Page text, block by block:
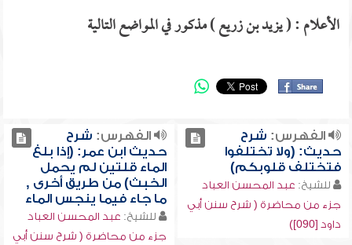
الأعلام : ( يزيد بن زريع ) مذكور في المواضع التالية
الفهرس: شرح
حديث: (ولا تختلفوا
فتختلف قلوبكم)
للشيخ: عبد المحسن العباد
جزء من محاضرة ( شرح سنن أبي
داود [090])
الفهرس: شرح
حديث ابن عمر: (إذا بلغ
الماء قلتين لم يحمل
الخبث) من طريق أخرى ,
ما جاء فيما ينجس الماء
للشيخ: عبد المحسن العباد
جزء من محاضرة ( شرح سنن أبي